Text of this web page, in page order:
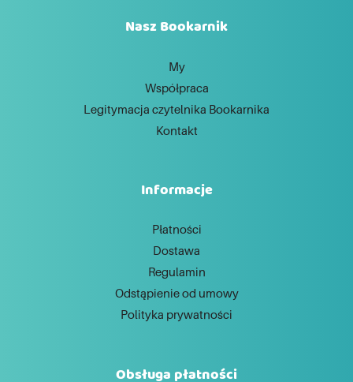
Nasz Bookarnik
My
Współpraca
Legitymacja czytelnika Bookarnika
Kontakt
Informacje
Płatności
Dostawa
Regulamin
Odstąpienie od umowy
Polityka prywatności
Obsługa płatności